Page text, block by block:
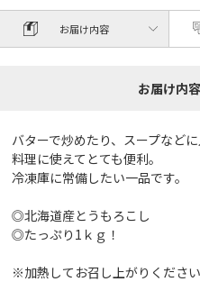
お届け内容
お届け内容
バターで炒めたり、スープなど
料理に使えてとても便利。
冷凍庫に常備したい一品です。
◎北海道産とうもろこし
◎たっぷり1ｋｇ！
※加熱してお召し上がりください